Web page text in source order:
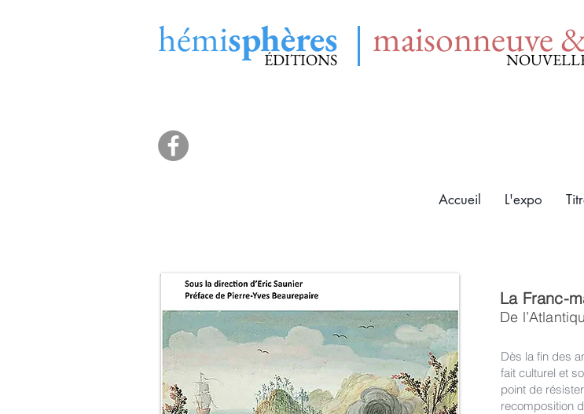
hémisphères
ÉDITIONS maisonneuve
Accueil L'expo
La Franc-
De
Dès la fin des
fait culturel et
point de
recomposition